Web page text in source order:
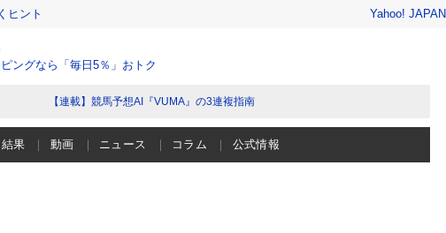
ヒント Yahoo! JAPAN
ングなら「毎日5％」おトク
【連載】競馬予想AI『VUMA』の3連複指南
果 動画 ニュース コラム 公式情報